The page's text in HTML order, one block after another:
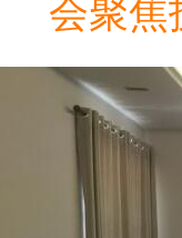
会聚焦